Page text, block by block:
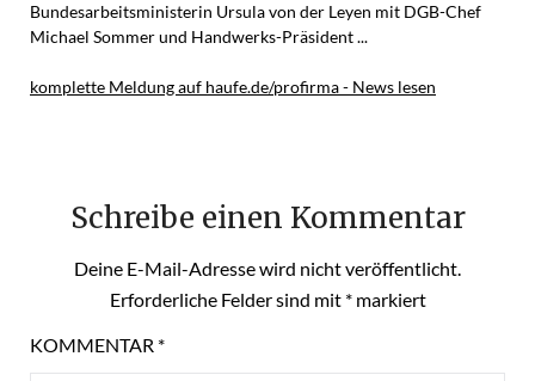
Bundesarbeitsministerin Ursula von der Leyen mit DGB-Chef
Michael Sommer und Handwerks-Präsident ...
komplette Meldung auf haufe.de/profirma - News lesen
Schreibe einen Kommentar
Deine E-Mail-Adresse wird nicht veröffentlicht.
Erforderliche Felder sind mit *markiert
KOMMENTAR *